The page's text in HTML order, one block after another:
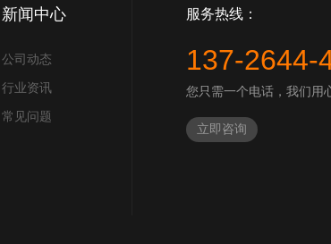
新闻中心
公司动态
行业资讯
常见问题
服务热线：
137-2644-
您只需一个电话，我们用
立即咨询